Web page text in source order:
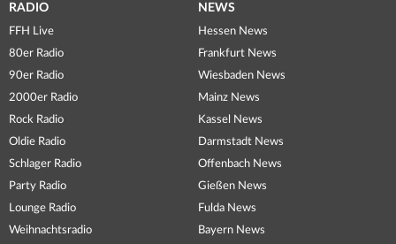
RADIO
FFH Live
80er Radio
90er Radio
2000er Radio
Rock Radio
Oldie Radio
Schlager Radio
Party Radio
Lounge Radio
Weihnachtsradio
NEWS
Hessen News
Frankfurt News
Wiesbaden News
Mainz News
Kassel News
Darmstadt News
Offenbach News
Gießen News
Fulda News
Bayern News